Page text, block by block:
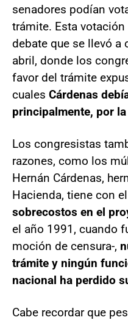
senadores podían
trámite. Esta
debate que se llevó a
abril, donde los
favor del trámite
cuales Cárdenas
principalmente, por
Los congresistas
razones, como los
Hernán Cárdenas,
Hacienda, tiene con
sobrecostos en el
el año 1991, cuando
moción de censura-,
trámite y ningún
nacional ha perdido
Cabe recordar que